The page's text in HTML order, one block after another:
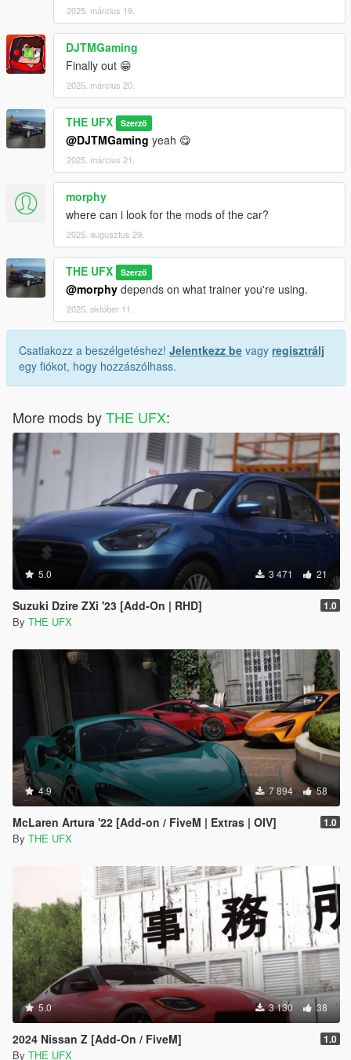
2025. március 19.
DJTMGaming
Finally out 😁
2025. március 20.
THE UFX Szerző
@DJTMGaming yeah 😋
2025. március 21.
morphy
where can i look for the mods of the car?
2025. augusztus 29.
THE UFX Szerző
@morphy depends on what trainer you're using.
2025. október 11.
Csatlakozz a beszélgetéshez! Jelentkezz be vagy regisztrálj
egy fiókot, hogy hozzászólhass.
More mods byTHE UFX:
5.0 3 471 21
Suzuki Dzire ZXi '23 [Add-On | RHD] 1.0
By THE UFX
4.9 7 894 58
McLaren Artura '22 [Add-on / FiveM | Extras | OIV] 1.0
By THE UFX
5.0 3 130 38
2024 Nissan Z [Add-On / FiveM] 1.0
By THE UFX